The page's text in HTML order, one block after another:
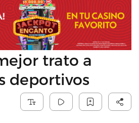
trato a
deportivos